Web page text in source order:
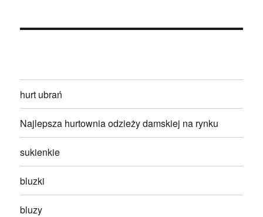
hurt ubrań
Najlepsza hurtownia odzieży damskiej na rynku
sukienkie
bluzki
bluzy